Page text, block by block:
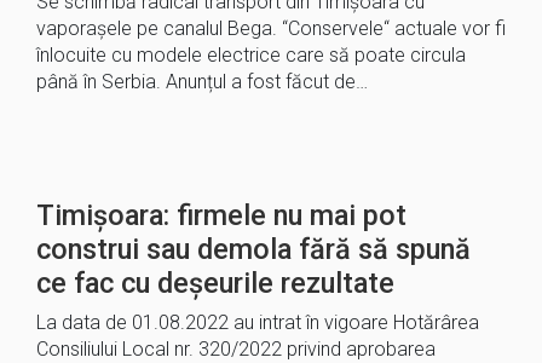
vaporașele pe canalul Bega. “Conservele“ actuale vor fi
înlocuite cu modele electrice care să poate circula
până în Serbia. Anunțul a fost făcut de…
Timișoara: firmele nu mai pot
construi sau demola fără să spună
ce fac cu deșeurile rezultate
La data de 01.08.2022 au intrat în vigoare Hotărârea
Consiliului Local nr. 320/2022 privind aprobarea